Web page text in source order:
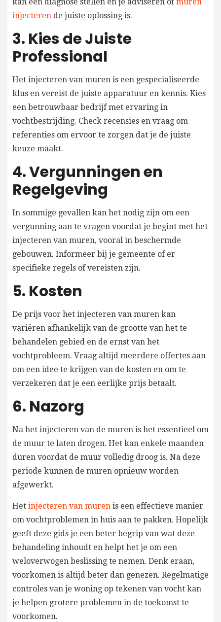
injecteren de juiste oplossing is.
3. Kies de Juiste
Professional
Het injecteren van muren is een gespecialiseerde
klus en vereist de juiste apparatuur en kennis. Kies
een betrouwbaar bedrijf met ervaring in
vochtbestrijding. Check recensies en vraag om
referenties om ervoor te zorgen dat je de juiste
keuze maakt.
4. Vergunningen en
Regelgeving
In sommige gevallen kan het nodig zijn om een
vergunning aan te vragen voordat je begint met het
injecteren van muren, vooral in beschermde
gebouwen. Informeer bij je gemeente of er
specifieke regels of vereisten zijn.
5. Kosten
De prijs voor het injecteren van muren kan
variëren afhankelijk van de grootte van het te
behandelen gebied en de ernst van het
vochtprobleem. Vraag altijd meerdere offertes aan
om een idee te krijgen van de kosten en om te
verzekeren dat je een eerlijke prijs betaalt.
6. Nazorg
Na het injecteren van de muren is het essentieel om
de muur te laten drogen. Het kan enkele maanden
duren voordat de muur volledig droog is. Na deze
periode kunnen de muren opnieuw worden
afgewerkt.
Het injecteren van muren is een effectieve manier
om vochtproblemen in huis aan te pakken. Hopelijk
geeft deze gids je een beter begrip van wat deze
behandeling inhoudt en helpt het je om een
weloverwogen beslissing te nemen. Denk eraan,
voorkomen is altijd beter dan genezen. Regelmatige
controles van je woning op tekenen van vocht kan
je helpen grotere problemen in de toekomst te
voorkomen.